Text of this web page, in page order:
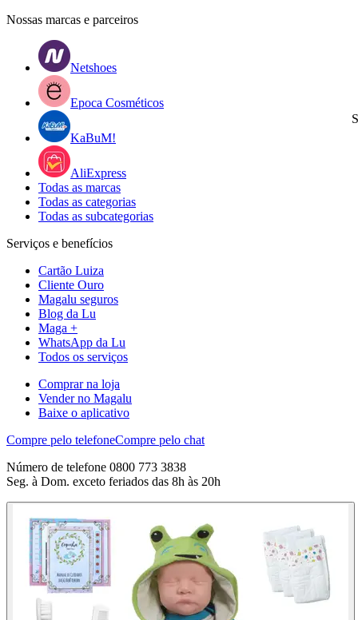
Nossas marcas e parceiros
Netshoes
Epoca Cosméticos
KaBuM!
AliExpress
Todas as marcas
Todas as categorias
Todas as subcategorias
Serviços e benefícios
Cartão Luiza
Cliente Ouro
Magalu seguros
Blog da Lu
Maga +
WhatsApp da Lu
Todos os serviços
Comprar na loja
Vender no Magalu
Baixe o aplicativo
Compre pelo telefoneCompre pelo chat
Número de telefone 0800 773 3838
Seg. à Dom. exceto feriados das 8h às 20h